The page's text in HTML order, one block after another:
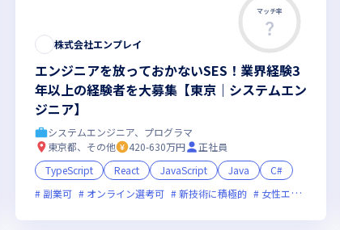
フレックス制度あり 新規立ち上げ 新技術に積極的 ベンチャー企業
マッチ率
株式会社エンプレイ
エンジニアを放っておかないSES！業界経験3
年以上の経験者を大募集【東京｜システムエン
ジニア】
システムエンジニア、プログラマ
東京都、その他
420-630万円
正社員
TypeScript
React JavaScript Java
C#
副業可
オンライン選考可 新技術に積極的 女性エンジニアが活躍中